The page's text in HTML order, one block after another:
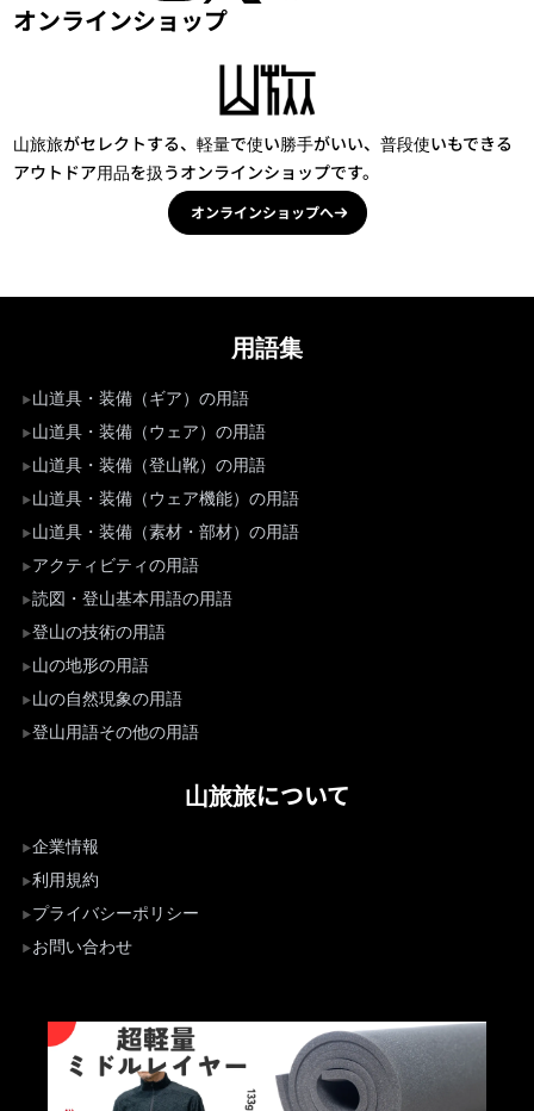
オンラインショップ
山旅旅がセレクトする、軽量で使い勝手がいい、普段使いもできる
アウトドア用品を扱うオンラインショップです。
オンラインショップへ
用語集
山道具・装備（ギア）の用語
山道具・装備（ウェア）の用語
山道具・装備（登山靴）の用語
山道具・装備（ウェア機能）の用語
山道具・装備（素材・部材）の用語
アクティビティの用語
読図・登山基本用語の用語
登山の技術の用語
山の地形の用語
山の自然現象の用語
登山用語その他の用語
山旅旅について
企業情報
利用規約
プライバシーポリシー
お問い合わせ